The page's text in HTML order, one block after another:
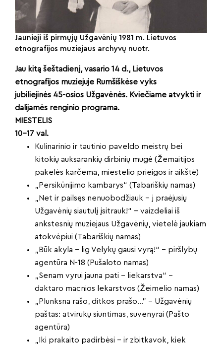
Jaunieji iš pirmųjų Užgavėnių 1981 m. Lietuvos
etnografijos muziejaus archyvų nuotr.
Jau kitą šeštadienį, vasario 14 d., Lietuvos
etnografijos muziejuje Rumšiškėse vyks
jubiliejinės 45-osios Užgavėnės. Kviečiame atvykti ir
dalijamės renginio programa.
MIESTELIS
10–17 val.
Kulinarinio ir tautinio paveldo meistrų bei
kitokių auksarankių dirbinių mugė (Žemaitijos
pakelės karčema, miestelio prieigos ir aikštė)
„Persikūnijimo kambarys“ (Tabariškių namas)
„Net ir pailsęs nenuobodžiauk – į praėjusių
Užgavėnių siautulį įsitrauk!“ – vaizdeliai iš
ankstesnių muziejaus Užgavėnių, vietelė jaukiam
atokvėpiui (Tabariškių namas)
„Būk akyla – lig Velykų gausi vyrą!“ – piršlybų
agentūra N-18 (Pušaloto namas)
„Senam vyrui jauna pati – liekarstva“ –
daktaro macnios lekarstvos (Žeimelio namas)
„Plunksna rašo, ditkos prašo…” – Užgavėnių
paštas: atvirukų siuntimas, suvenyrai (Pašto
agentūra)
„Iki prakaito padirbėsi – ir zbitkavok, kiek